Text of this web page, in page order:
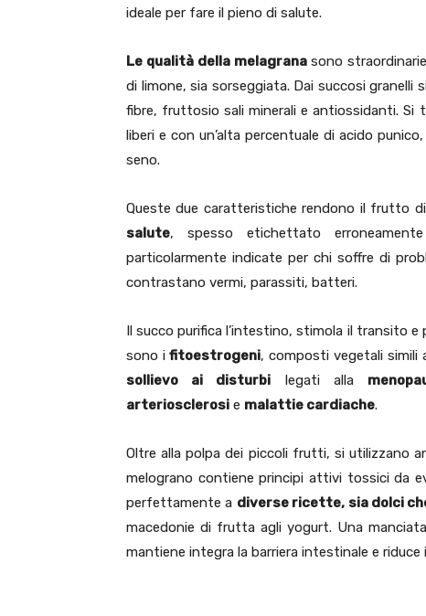
ideale per fare il pieno di salute.
Le qualità della melagrana sono
di limone, sia sorseggiata. Dai succosi granelli
fibre, fruttosio sali minerali e antiossidanti.
liberi e con un’alta percentuale di acido
seno.
Queste due caratteristiche rendono il frutto
salute, spesso etichettato
particolarmente indicate per chi soffre di
contrastano vermi, parassiti, batteri.
Il succo purifica l’intestino, stimola il transito
sono ifitoestrogeni, composti vegetali simili
sollievo ai disturbi legati alla
arteriosclerosi e malattie cardiache.
Oltre alla polpa dei piccoli frutti, si utilizzano
melograno contiene principi attivi tossici da
perfettamente a diverse ricette, sia dolci
macedonie di frutta agli yogurt. Una
mantiene integra la barriera intestinale e